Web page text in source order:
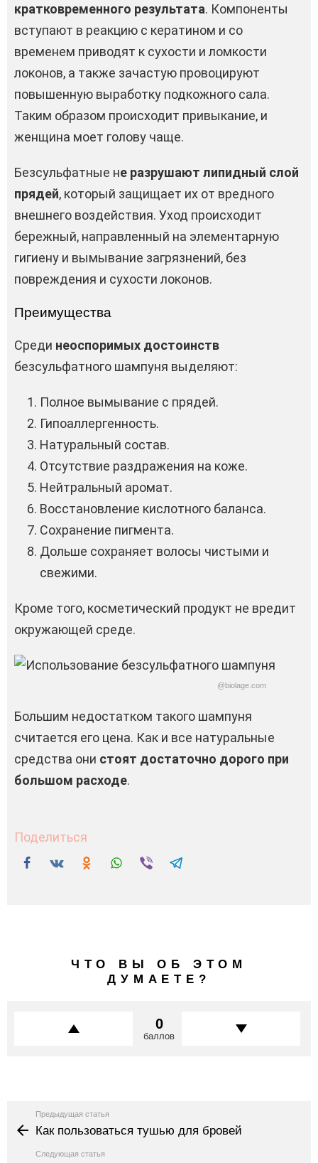
кратковременного результата. Компоненты
вступают в реакцию с кератином и со
временем приводят к сухости и ломкости
локонов, а также зачастую провоцируют
повышенную выработку подкожного сала.
Таким образом происходит привыкание, и
женщина моет голову чаще.
Безсульфатные не разрушают липидный слой
прядей, который защищает их от вредного
внешнего воздействия. Уход происходит
бережный, направленный на элементарную
гигиену и вымывание загрязнений, без
повреждения и сухости локонов.
Преимущества
Среди неоспоримых достоинств
безсульфатного шампуня выделяют:
Полное вымывание с прядей.
Гипоаллергенность.
Натуральный состав.
Отсутствие раздражения на коже.
Нейтральный аромат.
Восстановление кислотного баланса.
Сохранение пигмента.
Дольше сохраняет волосы чистыми и
свежими.
Кроме того, косметический продукт не вредит
окружающей среде.
@biolage.com
Большим недостатком такого шампуня
считается его цена. Как и все натуральные
средства они стоят достаточно дорого при
большом расходе.
ЧТО ВЫ ОБ ЭТОМ
ДУМАЕТЕ?
0
баллов
Узнать
больше
Предыдущая статья
Как пользоваться тушью для бровей
Следующая статья